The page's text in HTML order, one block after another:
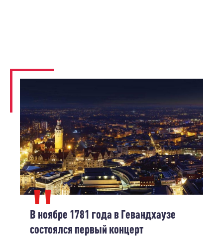
В ноябре 1781 года в Гевандхаузе
состоялся первый концерт